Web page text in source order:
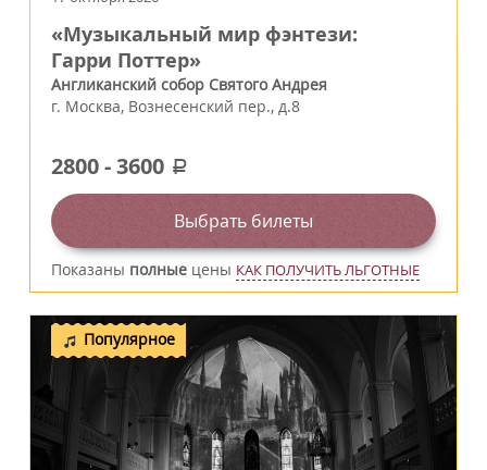
«Музыкальный мир фэнтези:
Гарри Поттер»
Англиканский собор Святого Андрея
г. Москва, Вознесенский пер., д.8
2800-3600 a
Выбрать билеты
Показаны полные цены КАК ПОЛУЧИТЬ ЛЬГОТНЫЕ
Популярное